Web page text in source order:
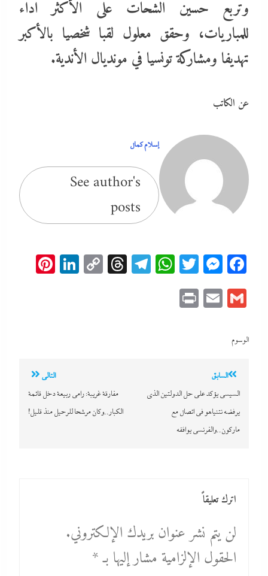
وتربع حسين الشحات على الأكثر اداء
للمباريات، وحقق معلول لقبا شخصيا بالأكبر
تهديفا ومشاركة تونسيا في مونديال الأندية.
عن الكاتب
إسلام كمال
See author's
posts
Facebook
Messenger
Twitter
WhatsApp
Telegram
Threads
Copy
Gmail
Email
الوسوم
تصفّح
المقالات
السابق
السيسي يؤكد على حل الدولتين الذى
يرفضه نتنياهو في اتصال مع
ماركون..والفرنسي يوافقه
التالي
مفارقة غريبة: رامى ربيعة دخل قائمة
الكبار..وكان مرشحا للرحيل منذ قليل!
اترك تعليقاً
لن يتم نشر عنوان بريدك الإلكتروني.
الحقول الإلزامية مشار إليها بـ*